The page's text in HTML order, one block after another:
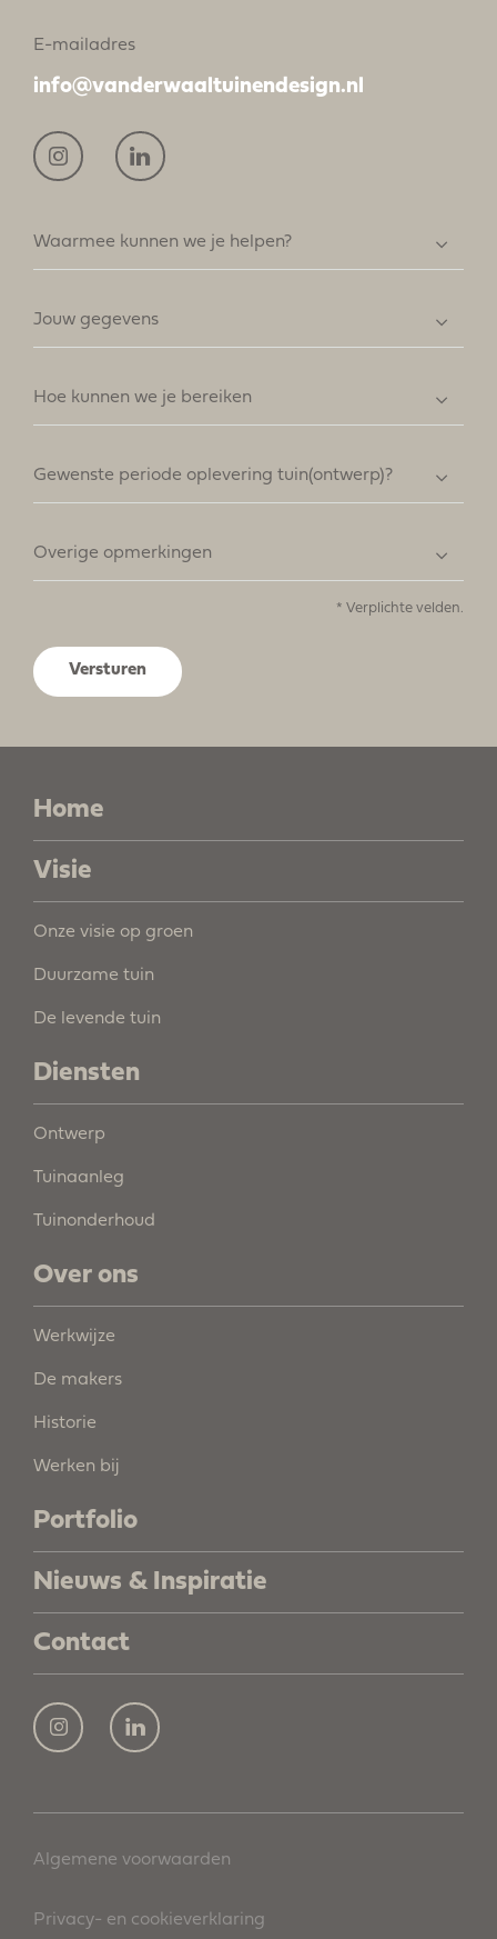
E-mailadres
info@vanderwaaltuinendesign.nl
Waarmee kunnen we je helpen?
Jouw gegevens
Hoe kunnen we je bereiken
Gewenste periode oplevering tuin(ontwerp)?
Overige opmerkingen
* Verplichte velden.
Home
Visie
Onze visie op groen
Duurzame tuin
De levende tuin
Diensten
Ontwerp
Tuinaanleg
Tuinonderhoud
Over ons
Werkwijze
De makers
Historie
Werken bij
Portfolio
Nieuws & Inspiratie
Contact
Algemene voorwaarden
Privacy- en cookieverklaring